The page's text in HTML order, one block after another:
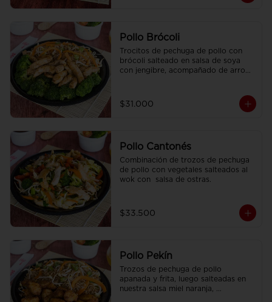
Pollo Brócoli
Trocitos de pechuga de pollo con
brócoli salteado en salsa de soya
con jengibre, acompañado de arroz
$31.000
Pollo Cantonés
Combinación de trozos de pechuga
de pollo con vegetales salteados al
wok con  salsa de ostras.
$33.500
Pollo Pekín
Trozos de pechuga de pollo
apanada y frita, luego salteadas en
nuestra salsa miel naranja,